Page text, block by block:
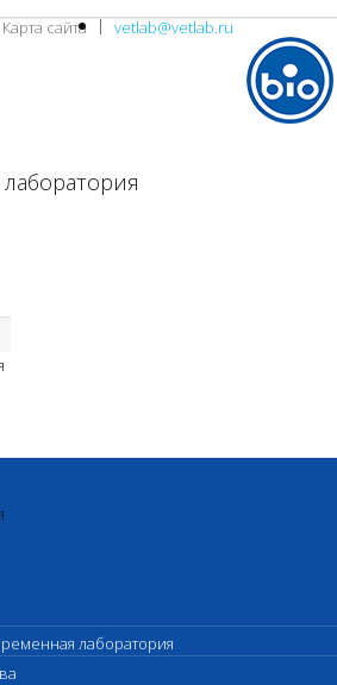
Карта сайта vetlab@vetlab.ru
лаборатория